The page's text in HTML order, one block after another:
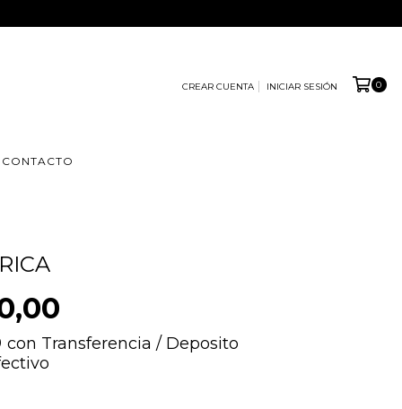
CREAR CUENTA INICIAR SESIÓN 0
CONTACTO
con Transferencia / Deposito